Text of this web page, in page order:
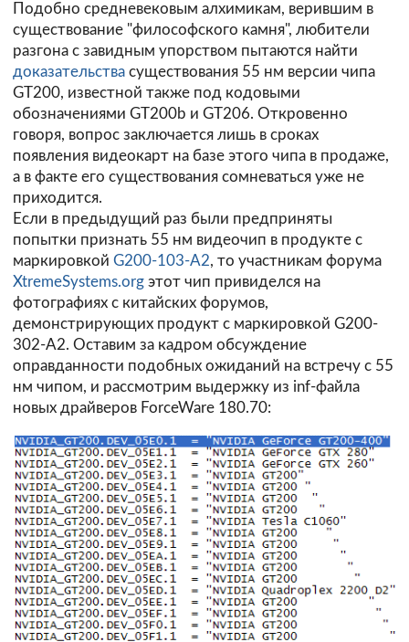
Подобно средневековым алхимикам, верившим в
существование "философского камня", любители
разгона с завидным упорством пытаются найти
доказательства существования 55 нм версии чипа
GT200, известной также под кодовыми
обозначениями GT200b и GT206. Откровенно
говоря, вопрос заключается лишь в сроках
появления видеокарт на базе этого чипа в продаже,
а в факте его существования сомневаться уже не
приходится.
Если в предыдущий раз были предприняты
попытки признать 55 нм видеочип в продукте с
маркировкой G200-103-A2, то участникам форума
XtremeSystems.org этот чип привиделся на
фотографиях с китайских форумов,
демонстрирующих продукт с маркировкой G200-
302-A2. Оставим за кадром обсуждение
оправданности подобных ожиданий на встречу с 55
нм чипом, и рассмотрим выдержку из inf-файла
новых драйверов ForceWare 180.70: